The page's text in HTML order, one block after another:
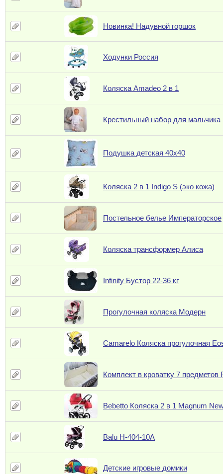
Новинка! Надувной горшок
Ходунки Россия
Коляска Amadeo 2 в 1
Крестильный набор для мальчика
Подушка детская 40х40
Коляска 2 в 1 Indigo S (эко кожа)
Постельное белье Императорское
Коляска трансформер Алиса
Infinity Бустор 22-36 кг
Прогулочная коляска Модерн
Camarelo Коляска прогулочная
Комплект в кроватку 7 предметов
Bebetto Коляска 2 в 1 Magnum
Balu H-404-10A
Детские игровые домики